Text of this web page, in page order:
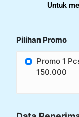
Untuk
Pilihan Promo
Promo 1
150.000